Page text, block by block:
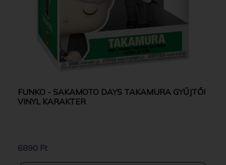
FUNKO - SAKAMOTO DAYS TAKAMURA GYŰJTŐI
VINYL KARAKTER
6890 Ft